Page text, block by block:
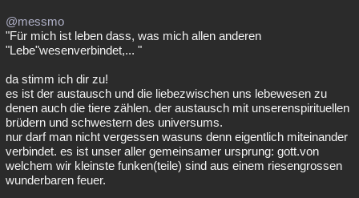
@messmo
"Für mich ist leben dass, was mich allen anderen
"Lebe"wesenverbindet,... "
da stimm ich dir zu!
es ist der austausch und die liebezwischen uns lebewesen zu
denen auch die tiere zählen. der austausch mit unserenspirituellen
brüdern und schwestern des universums.
nur darf man nicht vergessen wasuns denn eigentlich miteinander
verbindet. es ist unser aller gemeinsamer ursprung: gott.von
welchem wir kleinste funken(teile) sind aus einem riesengrossen
wunderbaren feuer.